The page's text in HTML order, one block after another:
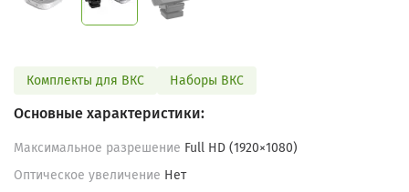
Комплекты для ВКС Наборы ВКС
Основные характеристики:
Максимальное разрешение Full HD (1920×1080)
Оптическое увеличение Нет